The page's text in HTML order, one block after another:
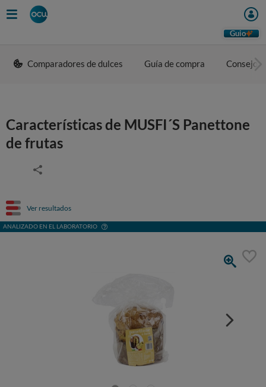
Guio
Comparadores de dulces Guía de compra Consejos
Características de MUSFI´S Panettone
de frutas
Ver resultados
ANALIZADO EN EL LABORATORIO